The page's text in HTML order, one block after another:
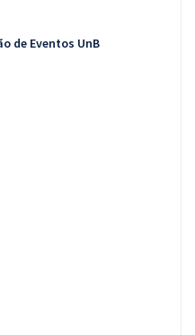
de Eventos UnB